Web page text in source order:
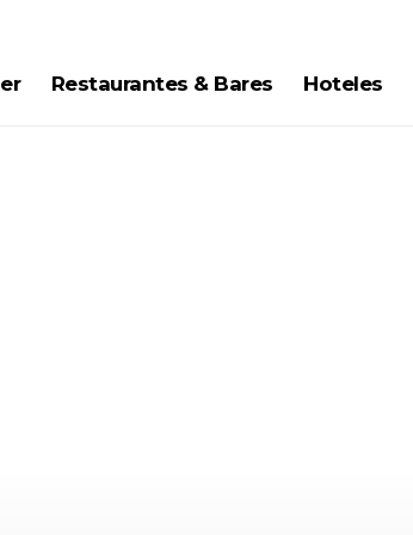
Restaurantes & Bares Hoteles